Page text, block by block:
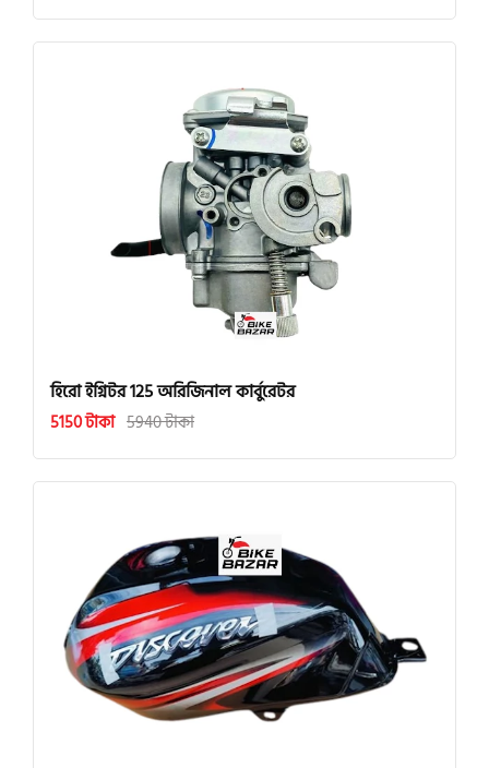
হিরো ইগ্নিটর 125 অরিজিনাল কার্বুরেটর
5150 টাকা 5940 টাকা